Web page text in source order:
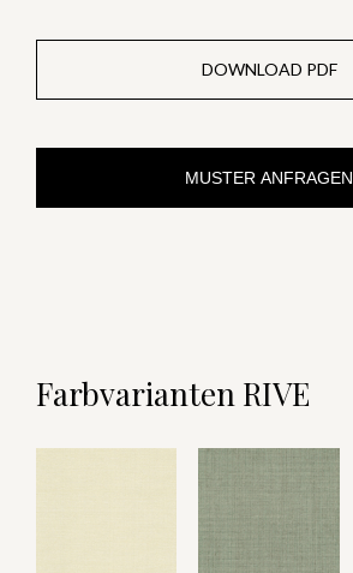
DOWNLOAD PDF
MUSTER ANFRAGEN
Farbvarianten RIVE